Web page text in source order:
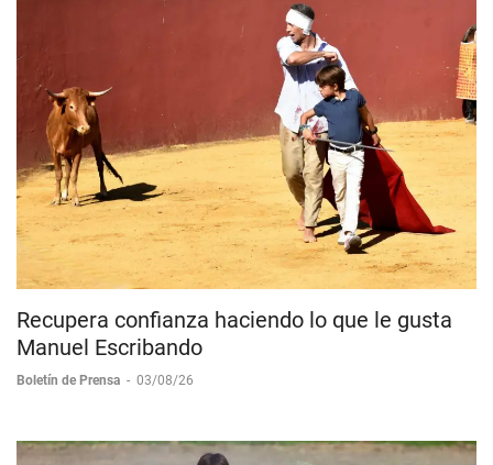
Recupera confianza haciendo lo que le gusta
Manuel Escribando
Boletín de Prensa - 03/08/26